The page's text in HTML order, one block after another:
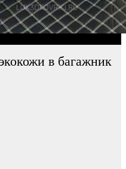
в багажник